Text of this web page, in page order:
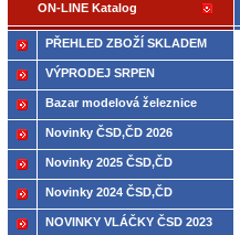
PŘEHLED ZBOŽÍ SKLADEM
VÝPRODEJ SRPEN
Bazar modelová železnice
Novinky ČSD,ČD 2026
Novinky 2025 ČSD,ČD
Novinky 2024 ČSD,ČD
NOVINKY VLÁČKY ČSD 2023
ON-LINE Katalog